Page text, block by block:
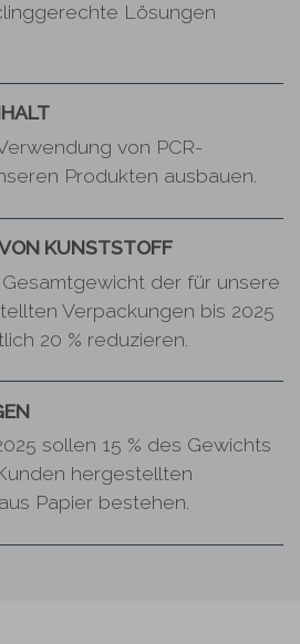
Lösungen
von PCR-
Produkten ausbauen.
KUNSTSTOFF
der für unsere
Verpackungen bis 2025
20 % reduzieren.
sollen 15 % des Gewichts
hergestellten
Papier bestehen.